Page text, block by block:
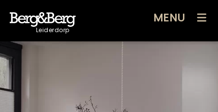
Leiderdorp
MENU